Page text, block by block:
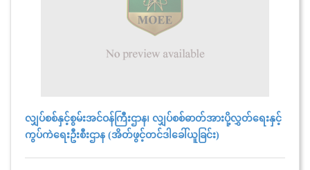
လျှပ်စစ်နှင့်စွမ်းအင်ဝန်ကြီးဌာန၊ လျှပ်စစ်ဓာတ်အားပို့လွှတ်ရေးနှင့်
ကွပ်ကဲရေးဦးစီးဌာန (အိတ်ဖွင့်တင်ဒါခေါ်ယူခြင်း)